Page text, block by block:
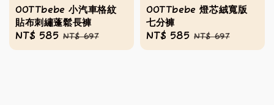
OOTTbebe 小汽車格紋
貼布刺繡蓬鬆長褲
Sale
price
NT$ 585 Regular
price
NT$ 697
OOTTbebe 燈芯絨寬版
七分褲
Sale
price
NT$ 585 Regular
price
NT$ 697